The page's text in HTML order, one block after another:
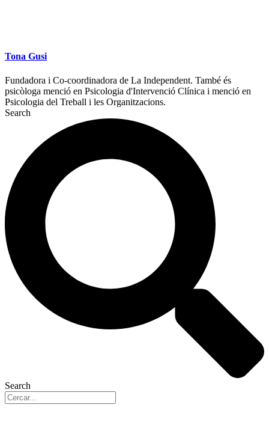
Tona Gusi
Fundadora i Co-coordinadora de La Independent. També és
psicòloga menció en Psicologia d'Intervenció Clínica i menció en
Psicologia del Treball i les Organitzacions.
Search
Search